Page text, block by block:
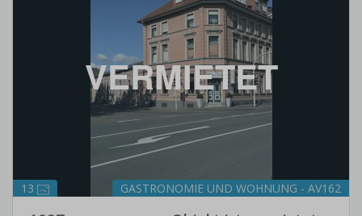
13
VERMIETET
GASTRONOMIE UND WOHNUNG - AV162